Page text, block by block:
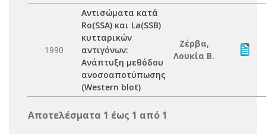
1990
Αντισώματα κατά
Ro(SSA) και La(SSB)
κυτταρικών
αντιγόνων:
Ανάπτυξη μεθόδου
ανοσοαποτύπωσης
(Western blot)
Ζέρβα,
Λουκία Β.
Αποτελέσματα 1 έως 1 από 1